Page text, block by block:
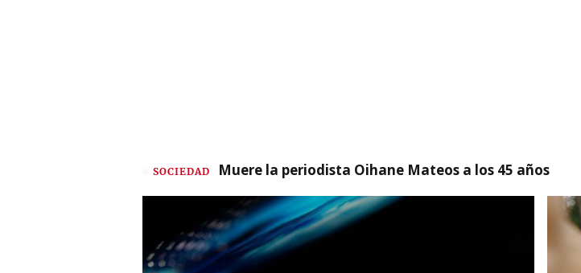
SOCIEDAD Muere la periodista Oihane Mateos a los 45 años